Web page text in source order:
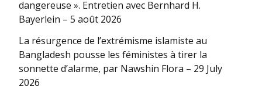
dangereuse ». Entretien avec Bernhard H.
Bayerlein – 5 août 2026
La résurgence de l’extrémisme islamiste au
Bangladesh pousse les féministes à tirer la
sonnette d’alarme, par Nawshin Flora – 29 July
2026